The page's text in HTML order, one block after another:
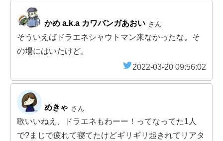
かめ a.k.a カワバンガあおい さん
そういえばドラエネシャウトマン来なかったな。そ
の場にはいたけど。
2022-03-20 09:56:02
めきゃ さん
歌いいねえ、ドラエネもわーー！ってなってた1人
で?まじで疲れて寝てたけどギリギリ起きれてリアタ